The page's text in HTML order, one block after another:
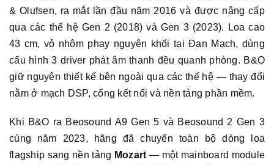
& Olufsen, ra mắt lần đầu năm 2016 và được nâng cấp
qua các thế hệ Gen 2 (2018) và Gen 3 (2023). Loa cao
43 cm, vỏ nhôm phay nguyên khối tại Đan Mạch, dùng
cấu hình 3 driver phát âm thanh đều quanh phòng. B&O
giữ nguyên thiết kế bên ngoài qua các thế hệ — thay đổi
nằm ở mạch DSP, cổng kết nối và nền tảng phần mềm.
Khi B&O ra Beosound A9 Gen 5 và Beosound 2 Gen 3
cùng năm 2023, hãng đã chuyển toàn bộ dòng loa
flagship sang nền tảng Mozart — một mainboard module